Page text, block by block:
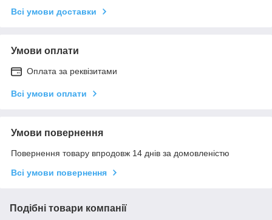
Всі умови доставки
Умови оплати
Оплата за реквізитами
Всі умови оплати
Умови повернення
Повернення товару впродовж 14 днів за домовленістю
Всі умови повернення
Подібні товари компанії